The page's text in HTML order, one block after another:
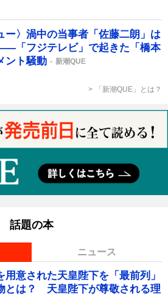
ー〉渦中の当事者「佐藤二朗」は
「フジテレビ」で起きた「橋本
ント騒動
新潮QUE
「新潮QUE」とは？
話題の本
ニュース
意された天皇陛下を「最前列」
とは？ 天皇陛下が尊敬される理